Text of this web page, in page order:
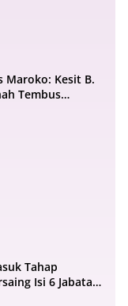
Maroko: Kesit B.
Tembus
Tahap
Isi 6 Jabatan